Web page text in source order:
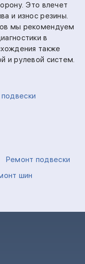
Это влечет
и износ резины.
мы рекомендуем
в
также
и рулевой систем.
Ремонт подвески
шин